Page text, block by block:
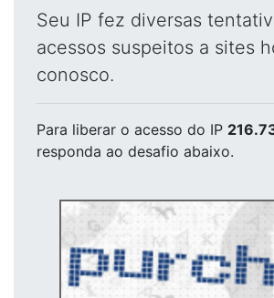
Seu IP fez diversas
acessos suspeitos a sites
conosco.
Para liberar o acesso do IP
responda ao desafio abaixo.